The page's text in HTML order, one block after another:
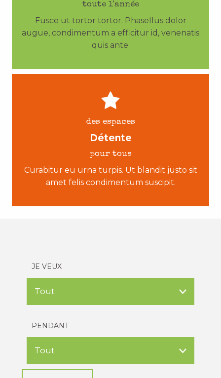
toute l'année
Fusce ut tortor tortor. Phasellus dolor
augue, condimentum a efficitur id, venenatis
quis ante.
des espaces
Détente
pour tous
Curabitur eu urna turpis. Ut blandit justo sit
amet felis condimentum suscipit.
JE VEUX
PENDANT